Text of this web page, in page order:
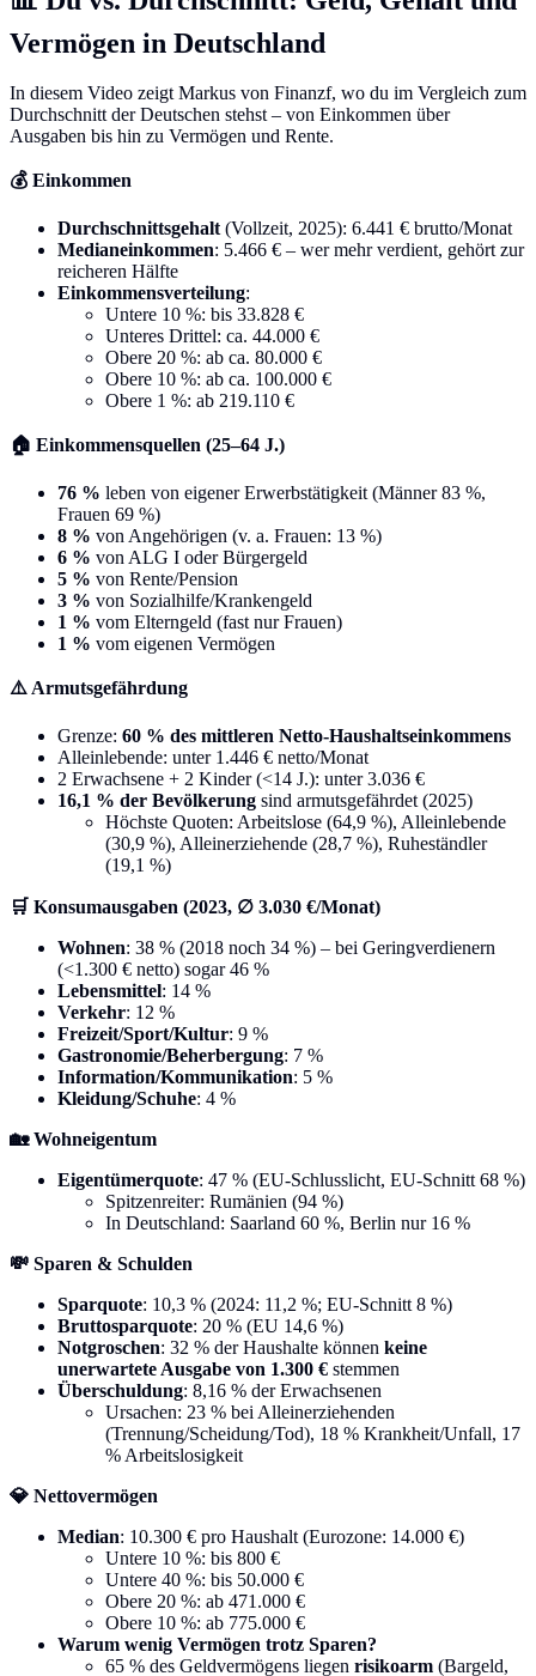
Vermögen in Deutschland
In diesem Video zeigt Markus von Finanzf, wo du im Vergleich zum
Durchschnitt der Deutschen stehst – von Einkommen über
Ausgaben bis hin zu Vermögen und Rente.
💰 Einkommen
Durchschnittsgehalt(Vollzeit, 2025): 6.441 € brutto/Monat
Medianeinkommen: 5.466 € – wer mehr verdient, gehört zur
reicheren Hälfte
Einkommensverteilung:
Untere 10 %: bis 33.828 €
Unteres Drittel: ca. 44.000 €
Obere 20 %: ab ca. 80.000 €
Obere 10 %: ab ca. 100.000 €
Obere 1 %: ab 219.110 €
🏠 Einkommensquellen (25–64 J.)
76 % leben von eigener Erwerbstätigkeit (Männer 83 %,
Frauen 69 %)
8 % von Angehörigen (v. a. Frauen: 13 %)
6 % von ALG I oder Bürgergeld
5 % von Rente/Pension
3 % von Sozialhilfe/Krankengeld
1 % vom Elterngeld (fast nur Frauen)
1 % vom eigenen Vermögen
⚠️ Armutsgefährdung
Grenze: 60 % des mittleren Netto-Haushaltseinkommens
Alleinlebende: unter 1.446 € netto/Monat
2 Erwachsene + 2 Kinder (<14 J.): unter 3.036 €
16,1 % der Bevölkerung sind armutsgefährdet (2025)
Höchste Quoten: Arbeitslose (64,9 %), Alleinlebende
(30,9 %), Alleinerziehende (28,7 %), Ruheständler
(19,1 %)
🛒 Konsumausgaben (2023, ∅ 3.030 €/Monat)
Wohnen: 38 % (2018 noch 34 %) – bei Geringverdienern
(<1.300 € netto) sogar 46 %
Lebensmittel: 14 %
Verkehr: 12 %
Freizeit/Sport/Kultur: 9 %
Gastronomie/Beherbergung: 7 %
Information/Kommunikation: 5 %
Kleidung/Schuhe: 4 %
🏡 Wohneigentum
Eigentümerquote: 47 % (EU-Schlusslicht, EU-Schnitt 68 %)
Spitzenreiter: Rumänien (94 %)
In Deutschland: Saarland 60 %, Berlin nur 16 %
💸 Sparen & Schulden
Sparquote: 10,3 % (2024: 11,2 %; EU-Schnitt 8 %)
Bruttosparquote: 20 % (EU 14,6 %)
Notgroschen: 32 % der Haushalte können keine
unerwartete Ausgabe von 1.300 € stemmen
Überschuldung: 8,16 % der Erwachsenen
Ursachen: 23 % bei Alleinerziehenden
(Trennung/Scheidung/Tod), 18 % Krankheit/Unfall, 17
% Arbeitslosigkeit
💎 Nettovermögen
Median: 10.300 € pro Haushalt (Eurozone: 14.000 €)
Untere 10 %: bis 800 €
Untere 40 %: bis 50.000 €
Obere 20 %: ab 471.000 €
Obere 10 %: ab 775.000 €
Warum wenig Vermögen trotz Sparen?
65 % des Geldvermögens liegen risikoarm (Bargeld,